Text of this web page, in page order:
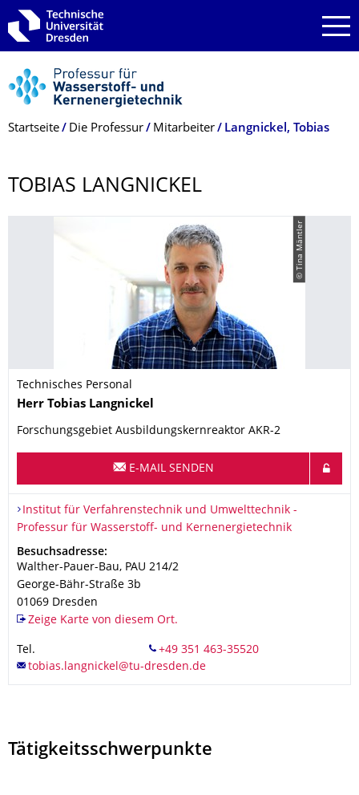
Zur Hauptnavigation springen
Zur Suche springen
Zum Inhalt springen
Breadcrumb-Menü
Startseite Die Professur Mitarbeiter Langnickel, Tobias
TOBIAS LANGNICKEL
© Tina Mäntler
Technisches Personal
Name
Herr Tobias Langnickel
Forschungsgebiet Ausbildungskernreaktor AKR-2
E-MAIL SENDEN
Organisationsname
Institut für Verfahrenstechnik und Umwelttechnik - Professur
Institut für Verfahrenstechnik und Umwelttechnik -
Professur für Wasserstoff- und Kernenergietechnik
Adresse
Besuchsadresse:
Walther-Pauer-Bau, PAU 214/2
George-Bähr-Straße 3b
01069 Dresden
Zeige Karte von diesem Ort.
Tel.
Tätigkeitsschwerpunkte